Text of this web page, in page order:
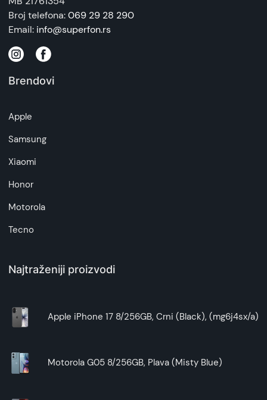
Zagarantovana sva prava kupaca po osnovu
zakona o zaštiti potrošača. Detaljnije o ugovoru
ovde
Napomena:
da garantuje da su svi podaci apsolutno ispravni.
Broj telefona:069 29 28 290
Email: info@superfon.rs
Brendovi
Apple
Samsung
Xiaomi
Honor
Motorola
Tecno
Najtraženiji proizvodi
Apple iPhone 17 8/256GB, Crni (Black), (mg6j4sx/a)
Motorola G05 8/256GB, Plava (Misty Blue)